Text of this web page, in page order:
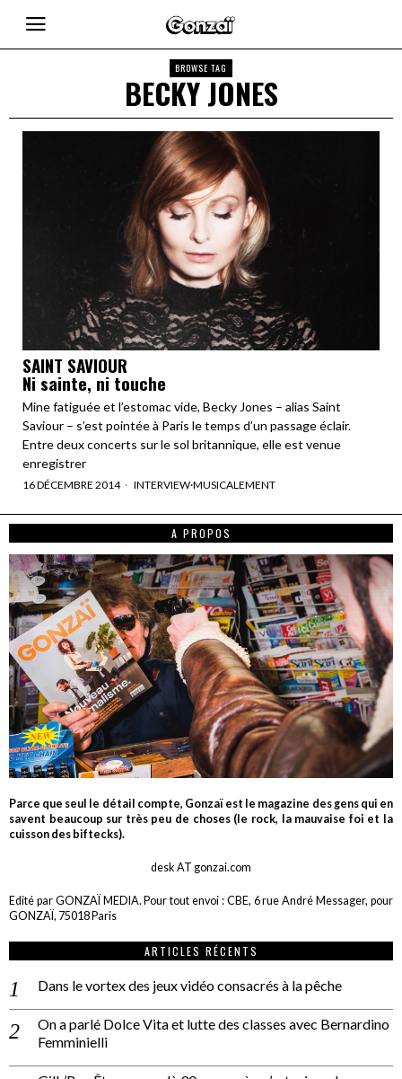
BROWSE TAG
BECKY JONES
SAINT SAVIOUR
Ni sainte, ni touche
Mine fatiguée et l’estomac vide, Becky Jones – alias Saint
Saviour – s’est pointée à Paris le temps d’un passage éclair.
Entre deux concerts sur le sol britannique, elle est venue
enregistrer
16 DÉCEMBRE 2014 INTERVIEW·MUSICALEMENT
A PROPOS
Parce que seul le détail compte, Gonzaï est le magazine des gens qui en
savent beaucoup sur très peu de choses (le rock, la mauvaise foi et la
cuisson des biftecks).
desk AT gonzai.com
Edité par GONZAÏ MEDIA. Pour tout envoi : CBE, 6 rue André Messager, pour
GONZAÏ, 75018 Paris
ARTICLES RÉCENTS
Dans le vortex des jeux vidéo consacrés à la pêche
On a parlé Dolce Vita et lutte des classes avec Bernardino
Femminielli